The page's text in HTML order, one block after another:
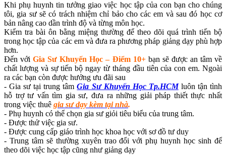
Khi phụ huynh tin tưởng giao việc học tập của con bạn cho chúng
tôi, gia sư sẽ có trách nhiệm chỉ bảo cho các em và sau đó học cơ
bản nâng cao dần trình độ và từng môn học.
Kiểm tra bài ôn bằng miệng thường để theo dõi quá trình tiến bộ
trong học tập của các em và đưa ra phương pháp giảng dạy phù hợp
hơn.
Đến vớiGia Sư Khuyến Học – Điểm 10+ bạn sẽ được an tâm về
chất lượng và sự tiến bộ ngay từ tháng đầu tiên của con em. Ngoài
ra các bạn còn được hưởng ưu đãi sau
- Gia sư tại trung tâmGia Sư Khuyến Học Tp.HCMluôn tận tình
hỗ trợ tư vấn tìm gia sư, đưa ra những giải pháp thiết thực nhất
trong việc thuê gia sư dạy kèm tại nhà.
- Phụ huynh có thể chọn gia sư giỏi tiêu biểu của trung tâm.
- Được thử việc gia sư.
- Được cung cấp giáo trình học khoa học với sơ đồ tư duy
- Trung tâm sẽ thường xuyên trao đổi với phụ huynh học sinh để
theo dõi việc học tập cũng như giảng dạy